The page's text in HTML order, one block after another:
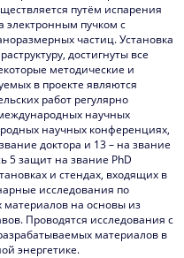
путём испарения
электронным пучком с
частиц. Установка
достигнуты все
методические и
в проекте являются
работ регулярно
научных
научных конференциях,
доктора и 13 – на звание
5 защит на звание PhD
и стендах, входящих в
исследования по
на основы из
Проводятся исследования с
материалов в
энергетике.